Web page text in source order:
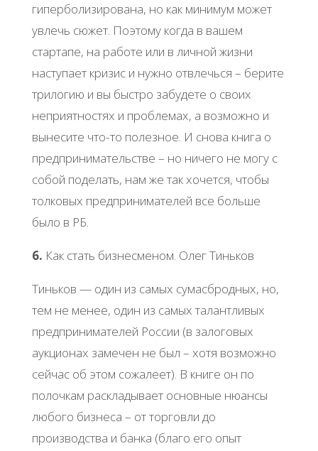
гиперболизирована, но как минимум может
увлечь сюжет. Поэтому когда в вашем
стартапе, на работе или в личной жизни
наступает кризис и нужно отвлечься – берите
трилогию и вы быстро забудете о своих
неприятностях и проблемах, а возможно и
вынесите что-то полезное. И снова книга о
предпринимательстве – но ничего не могу с
собой поделать, нам же так хочется, чтобы
толковых предпринимателей все больше
было в РБ.
6. Как стать бизнесменом. Олег Тиньков
Тиньков — один из самых сумасбродных, но,
тем не менее, один из самых талантливых
предпринимателей России (в залоговых
аукционах замечен не был – хотя возможно
сейчас об этом сожалеет). В книге он по
полочкам раскладывает основные нюансы
любого бизнеса – от торговли до
производства и банка (благо его опыт